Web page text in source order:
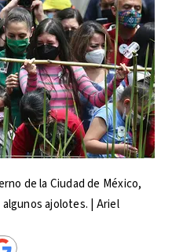
de la Ciudad de México,
ajolotes. | Ariel